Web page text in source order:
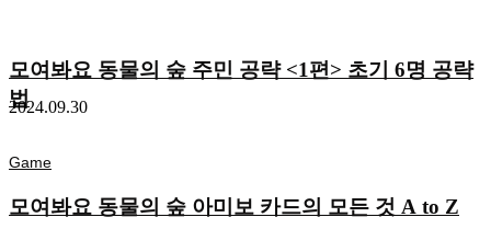
모여봐요 동물의 숲 주민 공략 <1편> 초기 6명 공략
법
2024.09.30
Game
모여봐요 동물의 숲 아미보 카드의 모든 것 A to Z